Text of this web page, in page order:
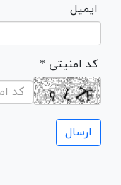
ایمیل
* کد امنیتی